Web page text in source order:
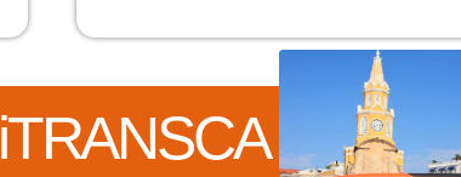
TRANSCA